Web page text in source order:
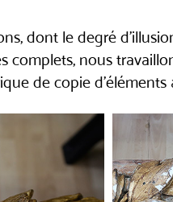
dont le degré
nous
de copie d’éléments